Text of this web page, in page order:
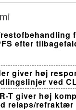
efter
giver høj
ved
T giver høj
relaps/refraktær